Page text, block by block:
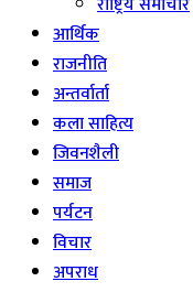
आर्थिक
राजनीति
अन्तर्वार्ता
कला साहित्य
जिवनशैली
समाज
पर्यटन
विचार
अपराध